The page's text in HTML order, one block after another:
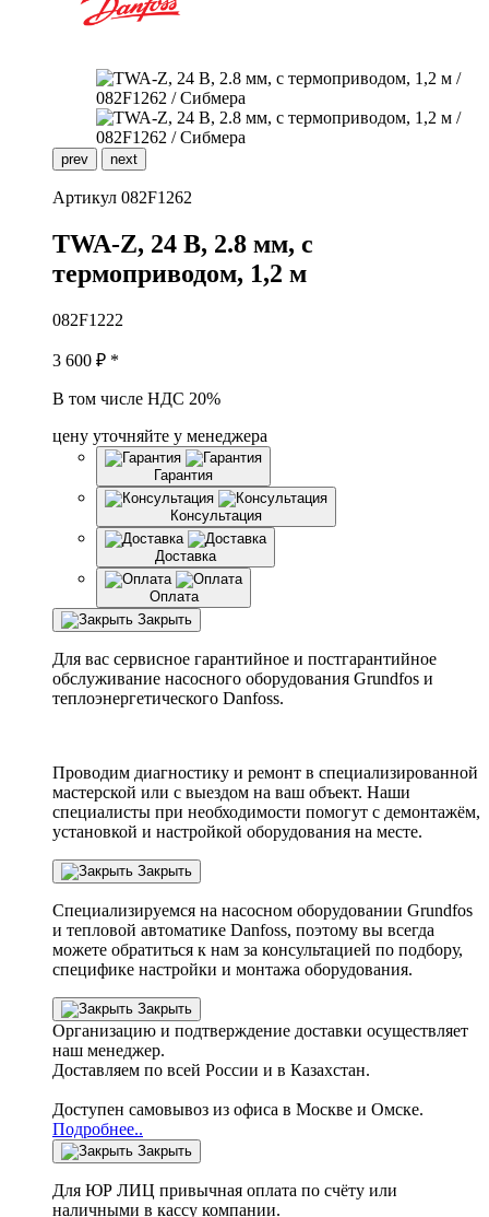
prev next
Артикул 082F1262
TWA-Z, 24 В, 2.8 мм, с
термоприводом, 1,2 м
082F1222
3 600 ₽ *
В том числе НДС 20%
цену уточняйте у менеджера
Гарантия
Консультация
Доставка
Оплата
Закрыть
Для вас сервисное гарантийное и постгарантийное
обслуживание насосного оборудования Grundfos и
теплоэнергетического Danfoss.
Проводим диагностику и ремонт в специализированной
мастерской или с выездом на ваш объект. Наши
специалисты при необходимости помогут с демонтажём,
установкой и настройкой оборудования на месте.
Закрыть
Специализируемся на насосном оборудовании Grundfos
и тепловой автоматике Danfoss, поэтому вы всегда
можете обратиться к нам за консультацией по подбору,
специфике настройки и монтажа оборудования.
Закрыть
Организацию и подтверждение доставки осуществляет
наш менеджер.
Доставляем по всей России и в Казахстан.
Доступен самовывоз из офиса в Москве и Омске.
Подробнее..
Закрыть
Для ЮР ЛИЦ привычная оплата по счёту или
наличными в кассу компании.